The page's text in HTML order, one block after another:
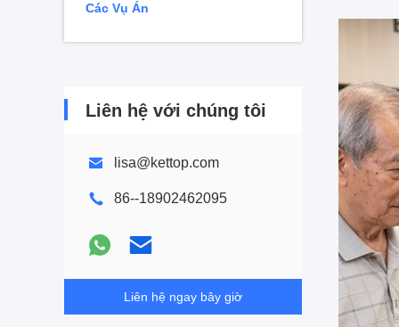
Các Vụ Án
Liên hệ với chúng tôi
lisa@kettop.com
86--18902462095
Liên hệ ngay bây giờ